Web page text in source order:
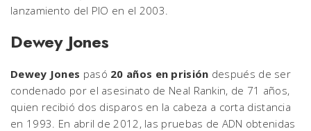
lanzamiento del PIO en el 2003.
Dewey Jones
Dewey Jones pasó 20 años en prisión después de ser
condenado por el asesinato de Neal Rankin, de 71 años,
quien recibió dos disparos en la cabeza a corta distancia
en 1993. En abril de 2012, las pruebas de ADN obtenidas